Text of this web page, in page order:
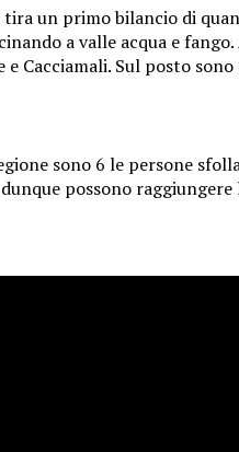
un primo bilancio di
a valle acqua e
Cacciamali. Sul posto
sono 6 le persone
possono